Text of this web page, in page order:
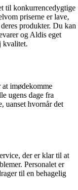
til konkurrencedygtige
priserne er lave,
produkter. Du kan
og Aldis eget
kvalitet.
imødekomme
ugens dage fra
uanset hvornår det
der er klar til at
Personalet er
til en behagelig